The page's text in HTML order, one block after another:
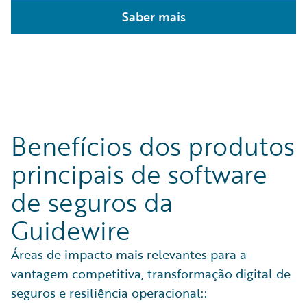
Saber mais
Benefícios dos produtos
principais de software
de seguros da
Guidewire
Áreas de impacto mais relevantes para a
vantagem competitiva, transformação digital de
seguros e resiliência operacional::